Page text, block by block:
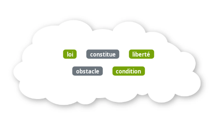
loi constitue liberté
obstacle condition